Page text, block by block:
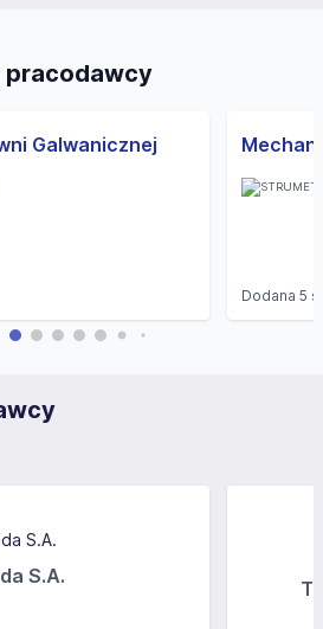
pracodawcy
Galwanicznej
Dodana5
S.A.